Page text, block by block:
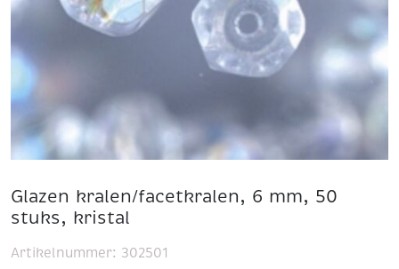
Glazen kralen/facetkralen, 6 mm, 50
stuks, kristal
Artikelnummer: 302501